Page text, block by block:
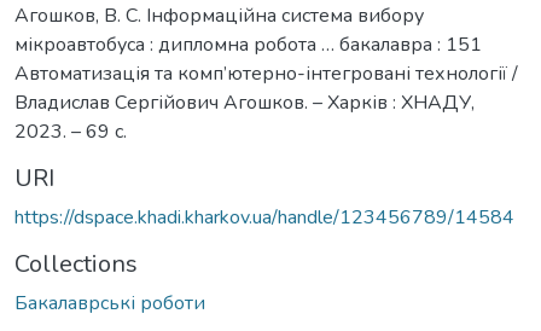
Агошков, В. С. Інформаційна система вибору
мікроавтобуса : дипломна робота … бакалавра : 151
Автоматизація та комп’ютерно-інтегровані технології /
Владислав Сергійович Агошков. – Харків : ХНАДУ,
2023. – 69 с.
URI
https://dspace.khadi.kharkov.ua/handle/123456789/14584
Collections
Бакалаврські роботи